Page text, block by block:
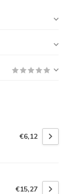
€6,12
€15,27